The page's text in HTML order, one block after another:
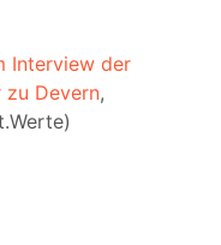
Interview der
zu Devern,